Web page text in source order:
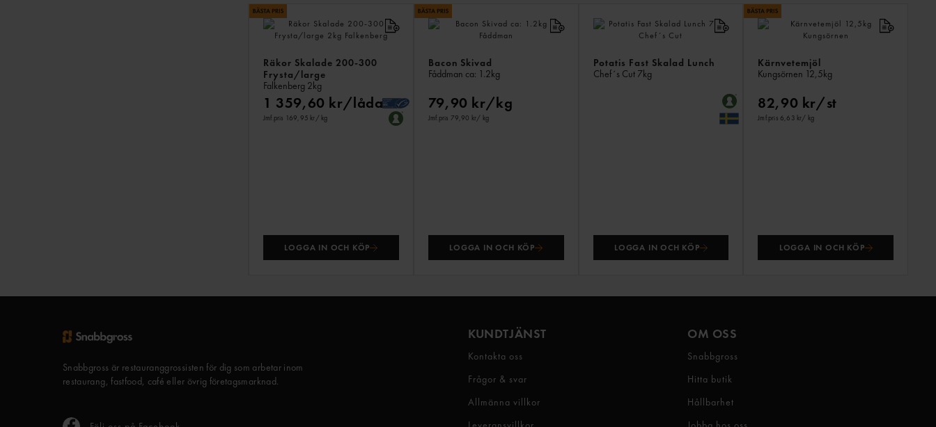
Räkor Skalade 200-300
Frysta/large
Falkenberg 2kg
1 359,60 kr/låda
Jmf.pris 169,95 kr/ kg
LOGGA IN OCH KÖP
Bacon Skivad
Fåddman ca: 1.2kg
79,90 kr/kg
Jmf.pris 79,90 kr/ kg
LOGGA IN OCH KÖP
Potatis Fast Skalad Lunch
Chef´s Cut 7kg
LOGGA IN OCH KÖP
Kärnvetemjöl
Kungsörnen 12,5kg
82,90 kr/st
Jmf.pris 6,63 kr/ kg
LOGGA IN OCH KÖP
Snabbgross är restauranggrossisten för dig som arbetar inom
restaurang, fastfood, café eller övrig företagsmarknad.
KUNDTJÄNST
Kontakta oss
Frågor & svar
Allmänna villkor
OM OSS
Snabbgross
Hitta butik
Hållbarhet